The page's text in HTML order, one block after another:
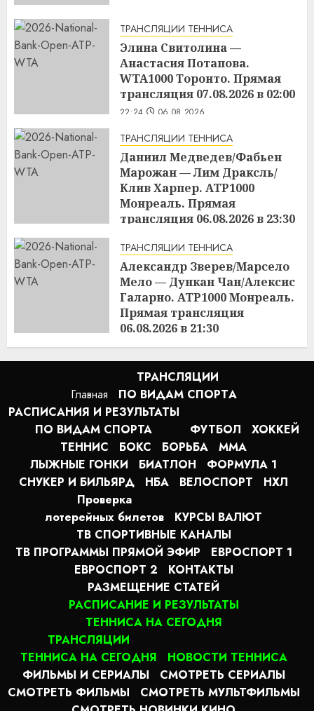
ТРАНСЛЯЦИИ ТЕННИСА
Элина Свитолина —
Анастасия Потапова.
WTA1000 Торонто. Прямая
трансляция 07.08.2026 в 02:00
22:24 06.08.2026
ТРАНСЛЯЦИИ ТЕННИСА
Даниил Медведев/Фабьен
Марожан — Лим Драксль/
Клив Харпер. ATP1000
Монреаль. Прямая
трансляция 06.08.2026 в 23:30
ТРАНСЛЯЦИИ ТЕННИСА
Александр Зверев/Марсело
Мело — Дункан Чан/Алексис
Галарно. ATP1000 Монреаль.
Прямая трансляция
06.08.2026 в 21:30
22:22 06.08.2026
Главная
ТРАНСЛЯЦИИ
ПО ВИДАМ СПОРТA
РАСПИСАНИЯ И РЕЗУЛЬТАТЫ
ПО ВИДАМ СПОРТА
ФУТБОЛ
ХОККЕЙ
ТЕННИС
БОКС БОРЬБА
MMA
ЛЫЖНЫЕ ГОНКИ
БИАТЛОН
ФОРМУЛА 1
СНУКЕР И БИЛЬЯРД
НБА ВЕЛОСПОРТ
НХЛ
Проверка
лотерейных билетов
КУРСЫ ВАЛЮТ
ТВ СПОРТИВНЫЕ КАНАЛЫ
ТВ ПРОГРАММЫ ПРЯМОЙ ЭФИР
ЕВРОСПОРТ 1
ЕВРОСПОРТ 2
КОНТАКТЫ
РАЗМЕЩЕНИЕ СТАТЕЙ
РАСПИСАНИЕ И РЕЗУЛЬТАТЫ
ТЕННИСА НА СЕГОДНЯ
ТРАНСЛЯЦИИ
ТЕННИСА НА СЕГОДНЯ
НОВОСТИ ТЕННИСА
ФИЛЬМЫ И СЕРИАЛЫ
СМОТРЕТЬ СЕРИАЛЫ
СМОТРЕТЬ ФИЛЬМЫ
СМОТРЕТЬ МУЛЬТФИЛЬМЫ